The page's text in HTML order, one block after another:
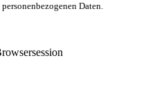
Daten.